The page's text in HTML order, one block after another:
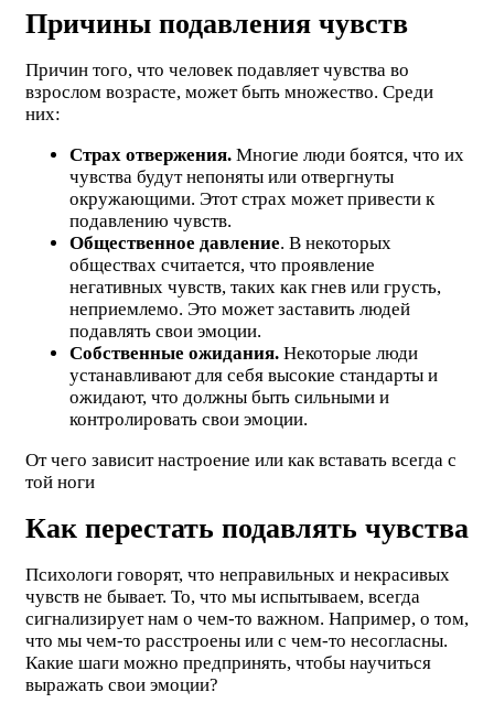
Причины подавления чувств
Причин того, что человек подавляет чувства во
взрослом возрасте, может быть множество. Среди
них:
Страх отвержения. Многие люди боятся, что их
чувства будут непоняты или отвергнуты
окружающими. Этот страх может привести к
подавлению чувств.
Общественное давление. В некоторых
обществах считается, что проявление
негативных чувств, таких как гнев или грусть,
неприемлемо. Это может заставить людей
подавлять свои эмоции.
Собственные ожидания. Некоторые люди
устанавливают для себя высокие стандарты и
ожидают, что должны быть сильными и
контролировать свои эмоции.
От чего зависит настроение или как вставать всегда с
той ноги
Как перестать подавлять чувства
Психологи говорят, что неправильных и некрасивых
чувств не бывает. То, что мы испытываем, всегда
сигнализирует нам о чем-то важном. Например, о том,
что мы чем-то расстроены или с чем-то несогласны.
Какие шаги можно предпринять, чтобы научиться
выражать свои эмоции?